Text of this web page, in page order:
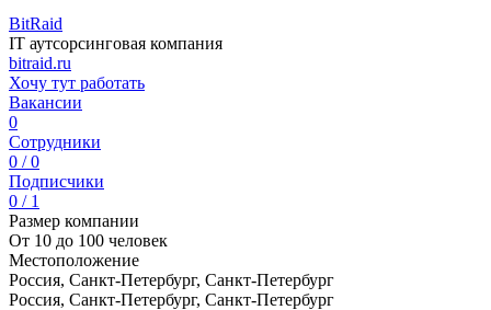
BitRaid
IT аутсорсинговая компания
bitraid.ru
Хочу тут работать
Вакансии
0
Сотрудники
0 / 0
Подписчики
0 / 1
Размер компании
От 10 до 100 человек
Местоположение
Россия, Санкт-Петербург, Санкт-Петербург
Россия, Санкт-Петербург, Санкт-Петербург